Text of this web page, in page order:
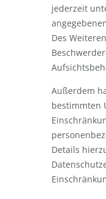
jederzeit
Des
Außerdem
bestimmten
Details